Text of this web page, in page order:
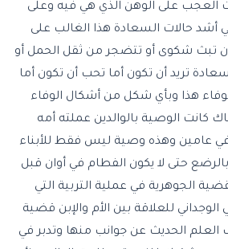
العجب على الوهن الذي هي فيه وعلى
أشد حالات السعادة هذا الغالب على
أن تبث شكوى أو تتضجر من ثقل الحمل أو
تريد أن تكون أما تحب أن تكون أما
هذا وبأي شكل من أشكال الوفاء
كانت الوصية بالوالدين عملته أمه
عامين وهذه وصية ليس فقط للأبناء
حتى لا يكون الفطام في أوان قبل
الجوهرية في عملية التربية التي
للعلاقة بين الأم والإبن قضية
الحديث عن جوانب منها وتدبر في